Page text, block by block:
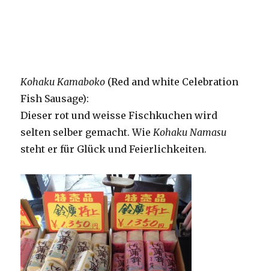
Kohaku Kamaboko (Red and white Celebration
Fish Sausage):
Dieser rot und weisse Fischkuchen wird
selten selber gemacht. Wie Kohaku Namasu
steht er für Glück und Feierlichkeiten.